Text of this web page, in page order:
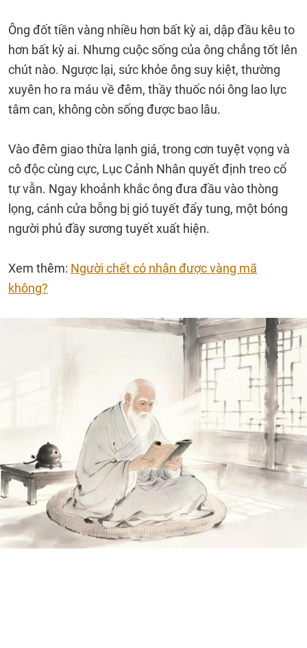
Ông đốt tiền vàng nhiều hơn bất kỳ ai, dập đầu kêu to
hơn bất kỳ ai. Nhưng cuộc sống của ông chẳng tốt lên
chút nào. Ngược lại, sức khỏe ông suy kiệt, thường
xuyên ho ra máu về đêm, thầy thuốc nói ông lao lực
tâm can, không còn sống được bao lâu.
Vào đêm giao thừa lạnh giá, trong cơn tuyệt vọng và
cô độc cùng cực, Lục Cảnh Nhân quyết định treo cổ
tự vẫn. Ngay khoảnh khắc ông đưa đầu vào thòng
lọng, cánh cửa bỗng bị gió tuyết đẩy tung, một bóng
người phủ đầy sương tuyết xuất hiện.
Xem thêm: Người chết có nhận được vàng mã
không?